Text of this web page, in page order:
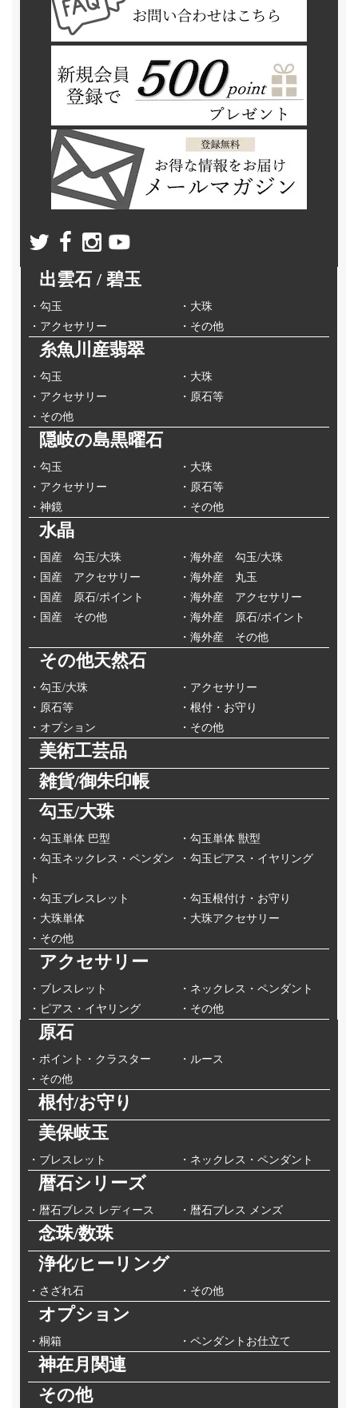
出雲石 / 碧玉
・勾玉
・大珠
・アクセサリー
・その他
糸魚川産翡翠
・勾玉
・大珠
・アクセサリー
・原石等
・その他
隠岐の島黒曜石
・勾玉
・大珠
・アクセサリー
・原石等
・神鏡
・その他
水晶
・国産 勾玉/大珠
・海外産 勾玉/大珠
・国産 アクセサリー
・海外産 丸玉
・国産 原石/ポイント
・海外産 アクセサリー
・国産 その他
・海外産 原石/ポイント
・海外産 その他
その他天然石
・勾玉/大珠
・アクセサリー
・原石等
・根付・お守り
・オプション
・その他
美術工芸品
雑貨/御朱印帳
勾玉/大珠
・勾玉単体 巴型
・勾玉単体 獣型
・勾玉ネックレス・ペンダン
ト
・勾玉ピアス・イヤリング
・勾玉ブレスレット
・勾玉根付け・お守り
・大珠単体
・大珠アクセサリー
・その他
アクセサリー
・ブレスレット
・ネックレス・ペンダント
・ピアス・イヤリング
・その他
原石
・ポイント・クラスター
・ルース
・その他
根付/お守り
美保岐玉
・ブレスレット ・ネックレス・ペンダント
暦石シリーズ
・暦石ブレス レディース ・暦石ブレス メンズ
念珠/数珠
浄化/ヒーリング
・さざれ石 ・その他
オプション
・桐箱 ・ペンダントお仕立て
神在月関連
その他